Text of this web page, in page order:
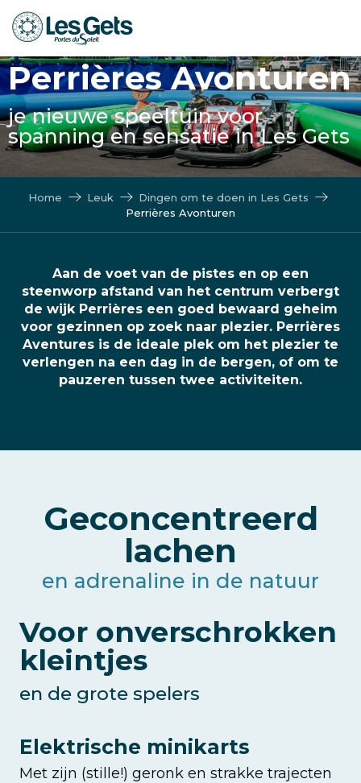
Aller
au
principal
Perrières Avonturen
je nieuwe speeltuin voor
spanning en sensatie in Les Gets
Home Leuk
Dingen om te doen in Les Gets
Perrières Avonturen
Aan de voet van de pistes en op een
steenworp afstand van het centrum verbergt
de wijk Perrières een goed bewaard geheim
voor gezinnen op zoek naar plezier. Perrières
Aventures is de ideale plek om het plezier te
verlengen na een dag in de bergen, of om te
pauzeren tussen twee activiteiten.
Geconcentreerd
lachen
en adrenaline in de natuur
Voor onverschrokken
kleintjes
en de grote spelers
Elektrische minikarts
Met zijn (stille!) geronk en strakke trajecten